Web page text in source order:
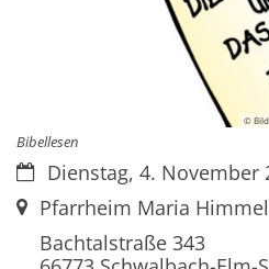
©
Bibellesen
Datum:Dienstag, 4. November
Ort:Pfarrheim Maria
Bachtalstraße 343